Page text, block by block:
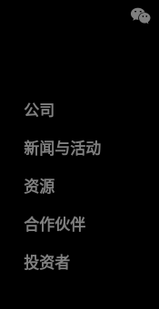
公司
关于 AMD
企业责任
就业机会
联系我们
新闻与活动
新闻中心
媒体库
资源
开发中心
成功案例
合作伙伴
AMD 合作伙伴中心
投资者